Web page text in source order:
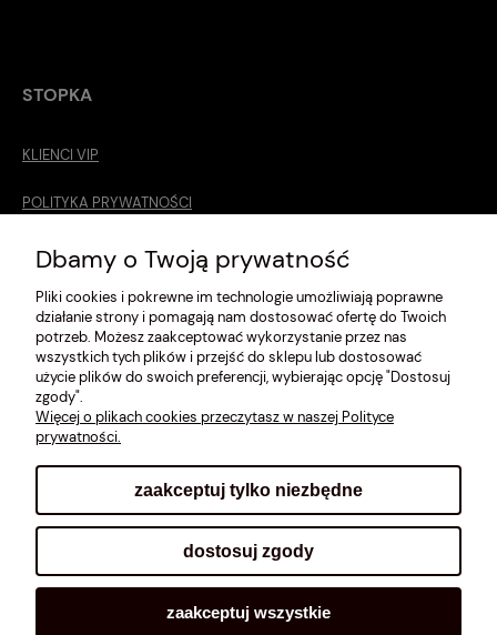
STOPKA
KLIENCI VIP
POLITYKA PRYWATNOŚCI
O MNIE
ROZMIARÓWKA [cm]
REGULAMIN
METODY PŁATNOŚCI
Sklep internetowy Shoplo.pl, powered byShoper.
Dbamy o Twoją prywatność
Pliki cookies i pokrewne im technologie umożliwiają poprawne
działanie strony i pomagają nam dostosować ofertę do Twoich
potrzeb. Możesz zaakceptować wykorzystanie przez nas
wszystkich tych plików i przejść do sklepu lub dostosować
użycie plików do swoich preferencji, wybierając opcję "Dostosuj
zgody".
Więcej o plikach cookies przeczytasz w naszej Polityce
prywatności.
zaakceptuj tylko niezbędne
dostosuj zgody
zaakceptuj wszystkie